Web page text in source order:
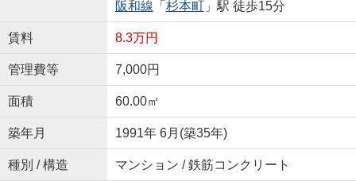
阪和線 「 杉本町」駅 徒歩15分
賃料 8.3万円
管理費等 7,000円
面積 60.00㎡
築年月 1991年 6月(築35年)
種別 / 構造 マンション / 鉄筋コンクリート